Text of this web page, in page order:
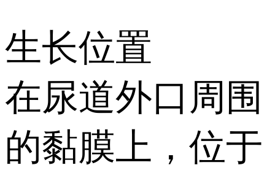
生长位置
在尿道外口周围
的黏膜上，位于